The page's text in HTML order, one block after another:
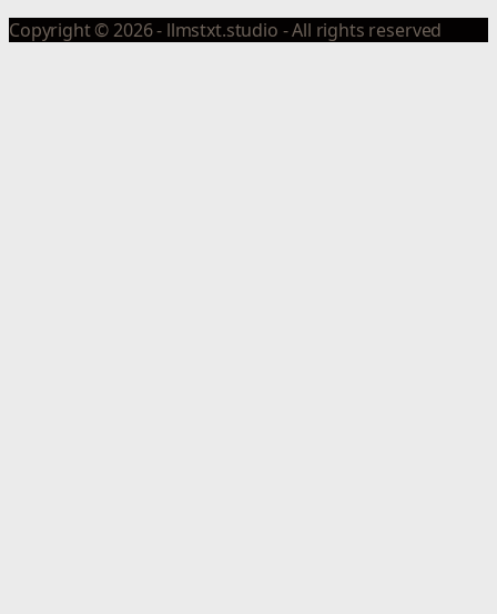
Copyright © 2026 - llmstxt.studio - All rights reserved